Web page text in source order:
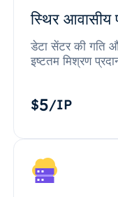
स्थिर आवासीय
डेटा सेंटर की गति
इष्टतम मिश्रण
$5/IP